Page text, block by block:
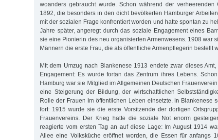
woanders gebraucht wurde. Schon während der verheerenden
1892, die besonders in den dicht bevölkerten Hamburger
mit der sozialen Frage konfrontiert worden und hatte spontan zu
Jahre später, angeregt durch das soziale Engagement eines
sie eine Pionierin des neu organisierten Armenwesens. 1908 war
Männern die erste Frau, die als öffentliche Armenpflegerin bestellt
Mit dem Umzug nach Blankenese 1913 endete zwar dieses
Engagement: Es wurde fortan das Zentrum ihres Lebens.
Hamburg war sie Mitglied im Allgemeinen Deutschen
eine Steigerung der Bildung, der wirtschaftlichen
Rolle der Frauen im öffentlichen Leben einsetzte. In Blankenese
fort: 1915 wurde sie die erste Vorsitzende der dortigen
Frauenvereins. Der Krieg hatte die soziale Not enorm
reagierte vom ersten Tag an auf diese Lage: Im August 1914
Allee eine Volksküche eröffnet worden, die Essen für anfangs